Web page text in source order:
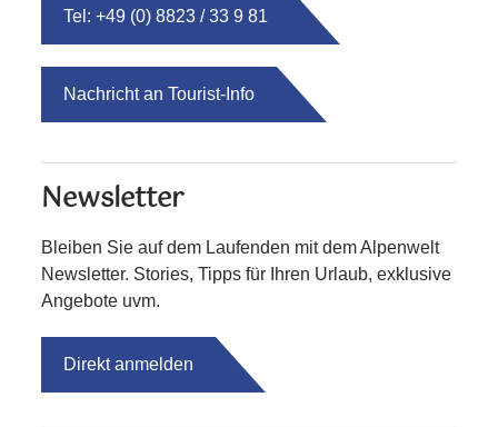
Tel: +49 (0) 8823 / 33 9 81
Nachricht an Tourist-Info
Newsletter
Bleiben Sie auf dem Laufenden mit dem Alpenwelt
Newsletter. Stories, Tipps für Ihren Urlaub, exklusive
Angebote uvm.
Direkt anmelden